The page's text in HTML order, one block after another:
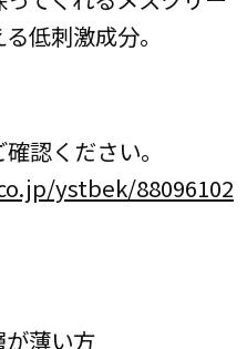
低刺激成分。
認ください。
ystbek/88096102
が薄い方